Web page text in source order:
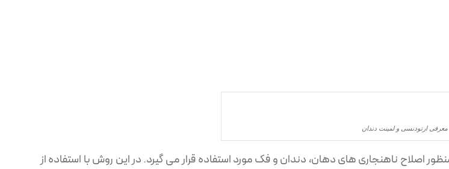
معرفی ارتودنسی و لمینت دندان
اصلاح ناهنجاری های دهان، دندان و فک مورد استفاده قرار می گیرد. در این روش با استفاده از